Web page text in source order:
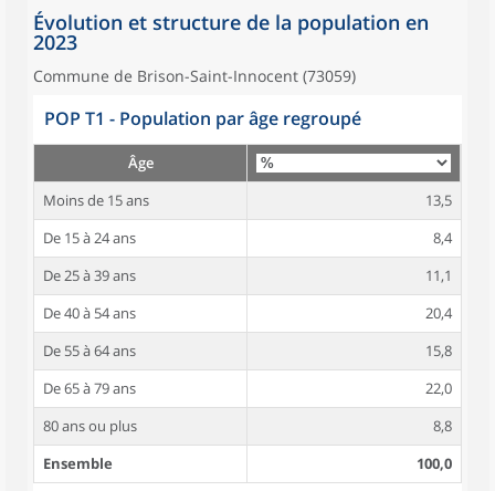
Évolution et structure de la population en
2023
Commune de Brison-Saint-Innocent (73059)
POP T1 - Population par âge regroupé
Âge
Moins de 15 ans
13,5
De 15 à 24 ans
8,4
De 25 à 39 ans
11,1
De 40 à 54 ans
20,4
De 55 à 64 ans
15,8
De 65 à 79 ans
22,0
80 ans ou plus
8,8
Ensemble
100,0